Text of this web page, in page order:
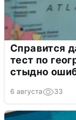
Справится
тест по
стыдно
6 августа 33